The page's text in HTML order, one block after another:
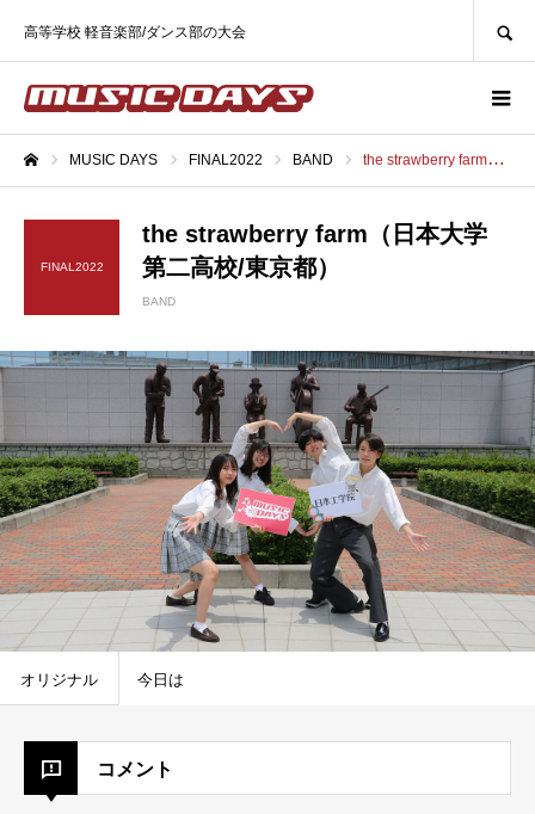
高等学校 軽音楽部/ダンス部の大会
MUSIC DAYS FINAL2022 BAND the strawberry farm（日本大学第二高校/東京都）
FINAL2022
the strawberry farm（日本大学
第二高校/東京都）
BAND
オリジナル 今日は
コメント